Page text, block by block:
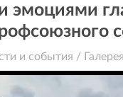
и события / Галерея